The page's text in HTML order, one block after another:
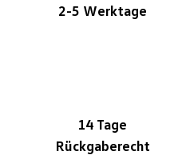
2-5 Werktage
14 Tage
Rückgaberecht